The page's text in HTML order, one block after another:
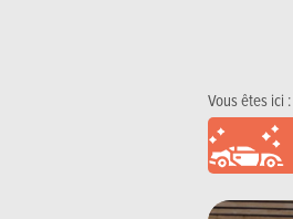
Vous êtes ici :